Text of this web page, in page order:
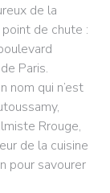
de la
de chute :
Paris.
nom qui n’est
Rrouge,
de la cuisine
pour savourer